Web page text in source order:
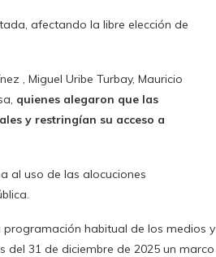
afectando la libre elección de
, Miguel Uribe Turbay, Mauricio
quienes alegaron que las
y restringían su acceso a
al uso de las alocuciones
habitual de los medios y
del 31 de diciembre de 2025 un marco